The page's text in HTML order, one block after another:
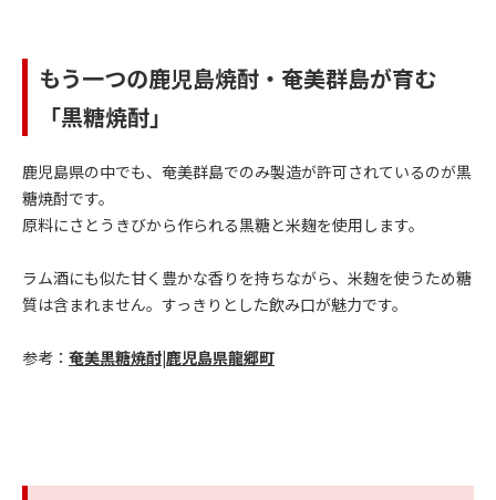
もう一つの鹿児島焼酎・奄美群島が育む
「黒糖焼酎」
鹿児島県の中でも、奄美群島でのみ製造が許可されているのが黒
糖焼酎です。
原料にさとうきびから作られる黒糖と米麹を使用します。
ラム酒にも似た甘く豊かな香りを持ちながら、米麹を使うため糖
質は含まれません。すっきりとした飲み口が魅力です。
参考： 奄美黒糖焼酎|鹿児島県龍郷町